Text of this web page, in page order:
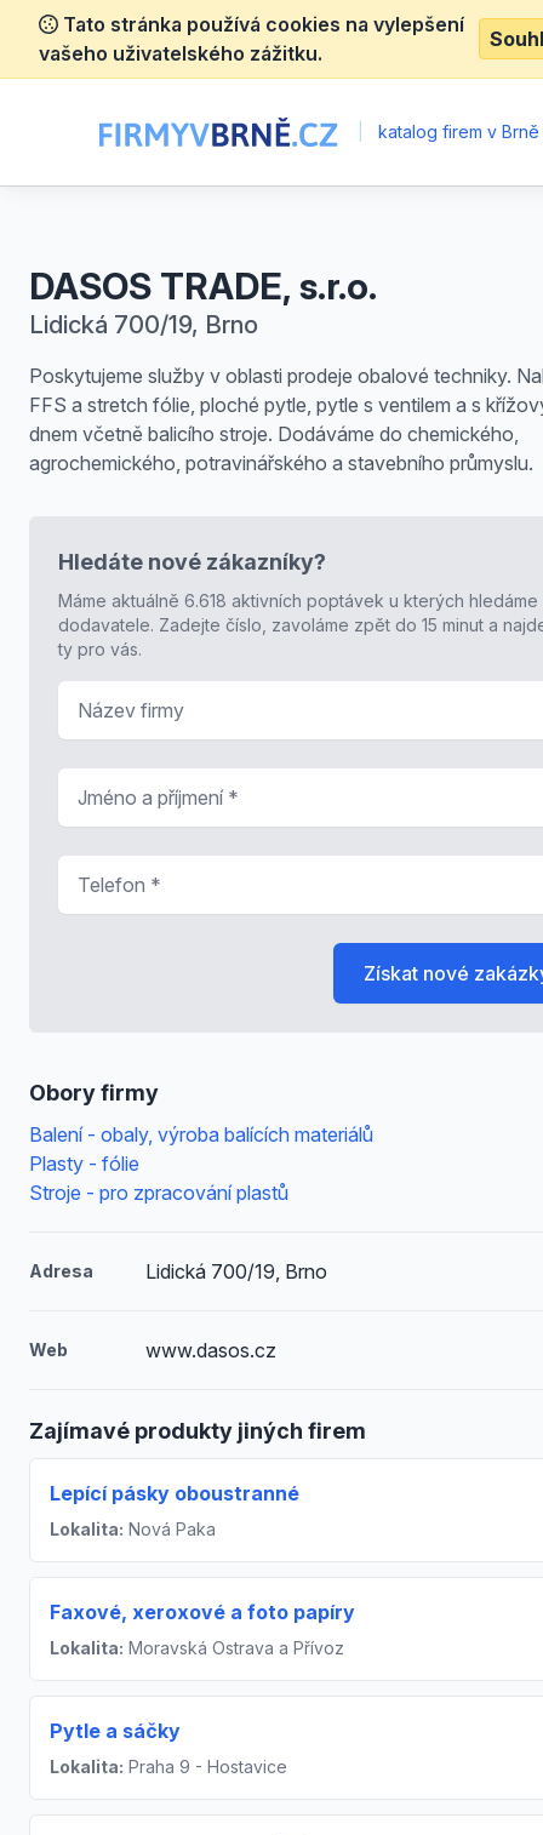
Tato stránka používá cookies na vylepšení
vašeho uživatelského zážitku.
katalog firem v Brně
DASOS TRADE, s.r.o.
Lidická 700/19, Brno
Poskytujeme služby v oblasti prodeje obalové techniky.
FFS a stretch fólie, ploché pytle, pytle s ventilem a s
dnem včetně balicího stroje. Dodáváme do chemického,
agrochemického, potravinářského a stavebního průmyslu.
Obory firmy
Balení - obaly, výroba balících materiálů
Plasty - fólie
Stroje - pro zpracování plastů
Adresa Lidická 700/19, Brno
Web www.dasos.cz
Zajímavé produkty jiných firem
Lepící pásky oboustranné
Lokalita: Nová Paka
Faxové, xeroxové a foto papíry
Lokalita: Moravská Ostrava a Přívoz
Pytle a sáčky
Lokalita: Praha 9 - Hostavice
Hledáte nové zákazníky?
Máme aktuálně 6.618 aktivních poptávek u kterých hledáme
dodavatele. Zadejte číslo, zavoláme zpět do 15 minut a
ty pro vás.
Získat nové